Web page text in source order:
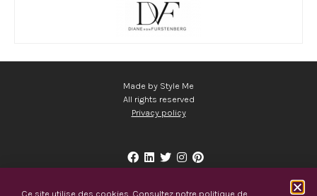
Made by Style Me
All rights reserved
Privacy policy
Ce site utilise des cookies. Consultez notre politique de